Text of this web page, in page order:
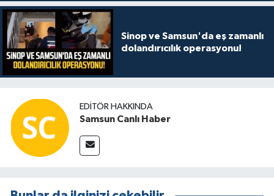
Sinop ve Samsun'da eş zamanlı
dolandırıcılık operasyonu!
EDITÖR HAKKINDA
Samsun Canlı Haber